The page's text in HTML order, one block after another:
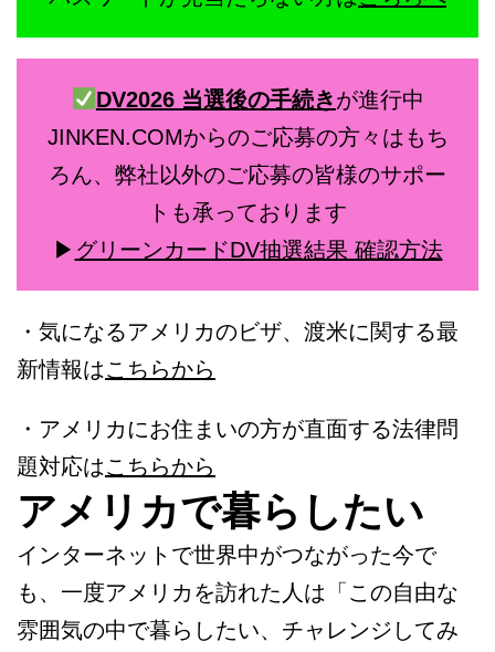
DV2026 当選後の手続きが進行中
JINKEN.COMからのご応募の方々はもち
ろん、弊社以外のご応募の皆様のサポー
トも承っております
▶︎ グリーンカードDV抽選結果 確認方法
・気になるアメリカのビザ、渡米に関する最
新情報はこちらから
・アメリカにお住まいの方が直面する法律問
題対応はこちらから
アメリカで暮らしたい
インターネットで世界中がつながった今で
も、一度アメリカを訪れた人は「この自由な
雰囲気の中で暮らしたい、チャレンジしてみ